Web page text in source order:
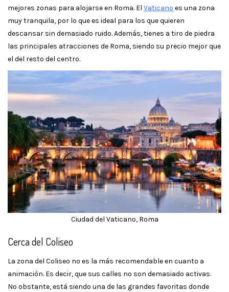
mejores zonas para alojarse en Roma. El Vaticano es una zona
muy tranquila, por lo que es ideal para los que quieren
descansar sin demasiado ruido. Además, tienes a tiro de piedra
las principales atracciones de Roma, siendo su precio mejor que
el del resto del centro.
Ciudad del Vaticano, Roma
Cerca del Coliseo
La zona del Coliseo no es la más recomendable en cuanto a
animación. Es decir, que sus calles no son demasiado activas.
No obstante, está siendo una de las grandes favoritas donde